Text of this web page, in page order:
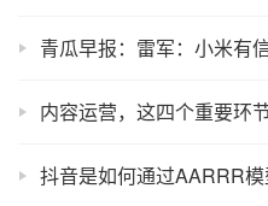
内容运营，这四个重要环
抖音是如何通过AARRR